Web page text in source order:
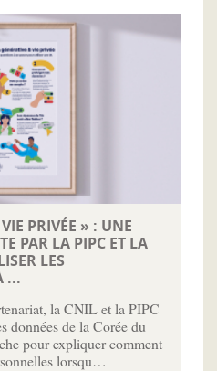
PRIVÉE » : UNE
PAR LA PIPC ET LA
LES
...
la CNIL et la PIPC
données de la Corée du
pour expliquer comment
lorsqu…